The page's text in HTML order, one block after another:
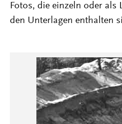
Fotos, die einzeln oder
den Unterlagen enthalten